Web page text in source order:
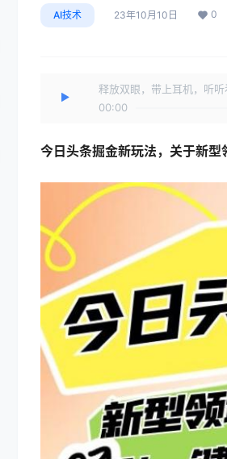
AI技术 23年10月10日 0
释放双眼，带上耳机，听听
00:00
今日头条掘金新玩法 ，关于新